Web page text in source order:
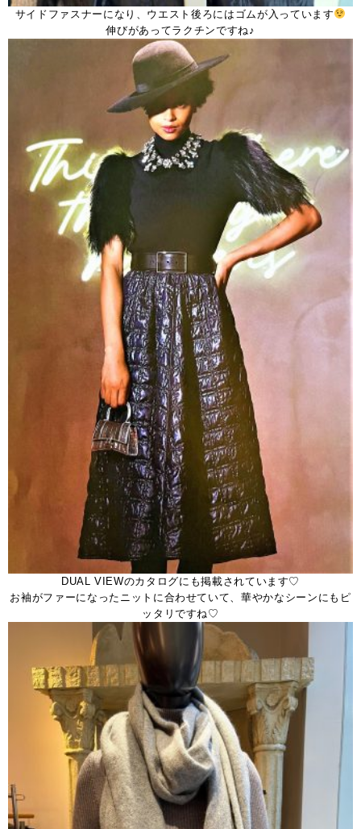
サイドファスナーになり、ウエスト後ろにはゴムが入っています
伸びがあってラクチンですね♪
DUAL VIEWのカタログにも掲載されています♡
お袖がファーになったニットに合わせていて、華やかなシーンにもピ
ッタリですね♡